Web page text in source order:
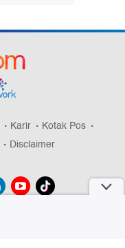
Karir
Kotak Pos
Disclaimer